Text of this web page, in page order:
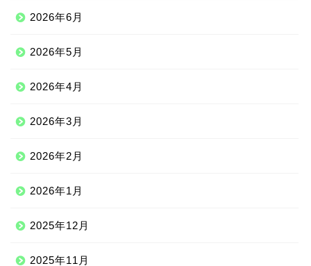
2026年6月
2026年5月
2026年4月
2026年3月
2026年2月
2026年1月
2025年12月
2025年11月